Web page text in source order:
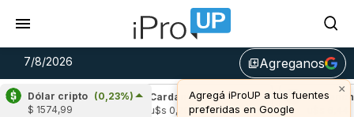
7/8/2026 library_addAgreganos
×
Agregá iProUP a tus fuentes
preferidas en Google
Dólar cripto (0,23%)
$ 1574,99
(-2,08%)
Cardano
(-4,53%)
u$s 0,20
Avalanche
u$s 6,44